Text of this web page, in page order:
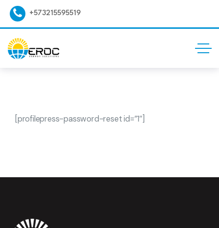
+573215595519
[profilepress-password-reset id=”1″]